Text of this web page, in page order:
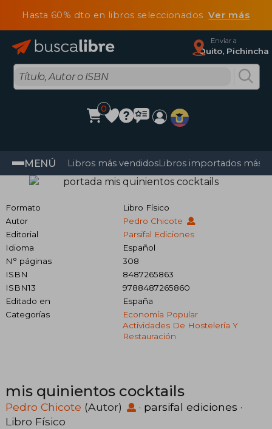
Hasta 60% dto en libros seleccionadosVer más
Enviar a
Quito, Pichincha
0
MENÚ Libros más vendidosLibros importados más
Formato
Libro Físico
Autor
Pedro Chicote
Editorial
Parsifal Ediciones
Idioma
Español
N° páginas
308
ISBN
8487265863
ISBN13
9788487265860
Editado en
España
Categorías
Economía Popular
Actividades De Hostelería Y
Restauración
mis quinientos cocktails
Pedro Chicote (Autor) · parsifal ediciones ·
Libro Físico